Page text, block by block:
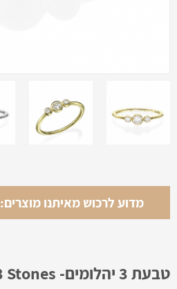
מדוע לרכוש מאיתנו מוצרים:
טבעת 3 יהלומים- Bezel 3 Stones